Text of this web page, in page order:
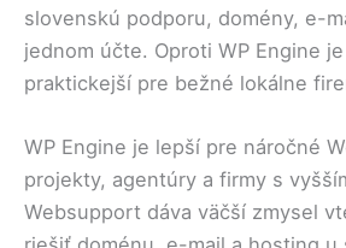
slovenskú podporu, domény, e-
jednom účte. Oproti WP Engine
praktickejší pre bežné lokálne
WP Engine je lepší pre náročné
projekty, agentúry a firmy s
Websupport dáva väčší zmysel